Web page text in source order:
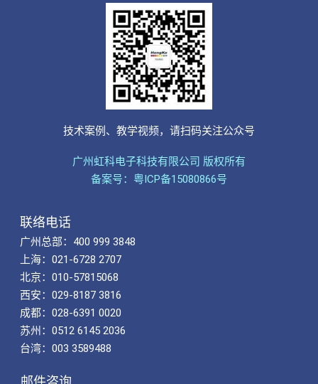
技术案例、教学视频，请扫码关注公众号
广州虹科电子科技有限公司 版权所有
备案号：粤ICP备15080866号
联络电话
广州总部：400 999 3848
上海：021-6728 2707
北京：010-57815068
西安：029-8187 3816
成都：028-6391 0020
苏州：0512 6145 2036
台湾：003 3589488